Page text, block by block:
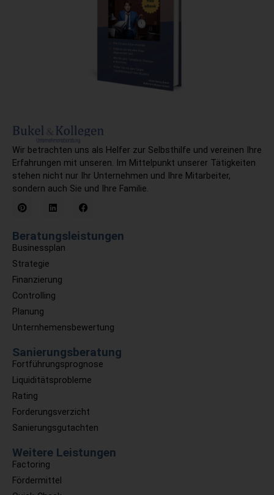
Wir betrachten uns als Helfer zur Selbsthilfe und vereinen Ihre
Erfahrungen mit unseren. Im Mittelpunkt unserer Tätigkeiten
stehen nicht nur Ihr Unternehmen und Ihre Mitarbeiter,
sondern auch Sie und Ihre Familie.
Beratungsleistungen
Businessplan
Strategie
Finanzierung
Controlling
Planung
Unternhemensbewertung
Sanierungsberatung
Fortführungsprognose
Liquiditätsprobleme
Rating
Forderungsverzicht
Sanierungsgutachten
Weitere Leistungen
Factoring
Fördermittel